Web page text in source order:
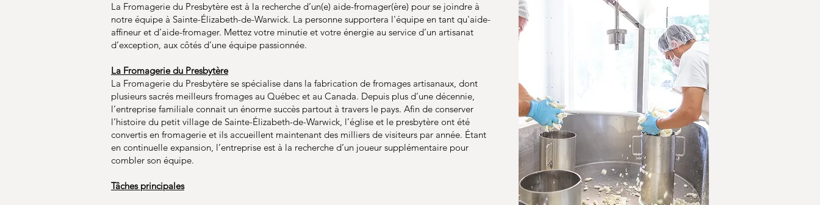
La Fromagerie du Presbytère est à la recherche d’un(e) aide-fromager(ère) pour se joindre à
notre équipe à Sainte-Élizabeth-de-Warwick. La personne supportera l'équipe en tant qu'aide-
affineur et d’aide-fromager. Mettez votre minutie et votre énergie au service d’un artisanat
d’exception, aux côtés d’une équipe passionnée.
La Fromagerie du Presbytère
La Fromagerie du Presbytère se spécialise dans la fabrication de fromages artisanaux, dont
plusieurs sacrés meilleurs fromages au Québec et au Canada. Depuis plus d’une décennie,
l’entreprise familiale connait un énorme succès partout à travers le pays. Afin de conserver
l’histoire du petit village de Sainte-Élizabeth-de-Warwick, l’église et le presbytère ont été
convertis en fromagerie et ils accueillent maintenant des milliers de visiteurs par année. Étant
en continuelle expansion, l’entreprise est à la recherche d’un joueur supplémentaire pour
combler son équipe.
Tâches principales